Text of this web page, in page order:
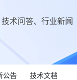
术问答、行业新闻
公告 技术文档